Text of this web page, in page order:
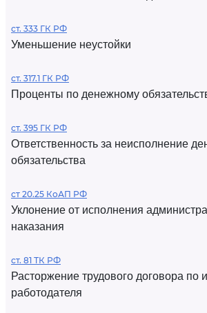
ст. 333 ГК РФ
Уменьшение неустойки
ст. 317.1 ГК РФ
Проценты по денежному
ст. 395 ГК РФ
Ответственность за неисполнение
обязательства
ст 20.25 КоАП РФ
Уклонение от исполнения
наказания
ст. 81 ТК РФ
Расторжение трудового договора по
работодателя